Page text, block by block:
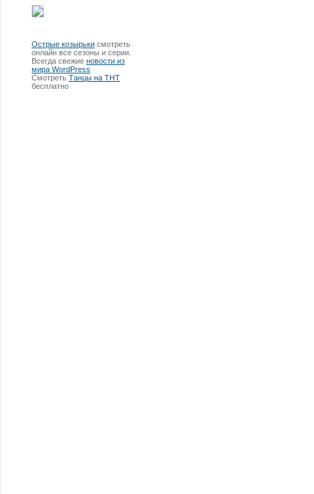
Острые козырьки смотреть
онлайн все сезоны и серии.
Всегда свежие новости из
мира WordPress
Смотреть Танцы на ТНТ
бесплатно